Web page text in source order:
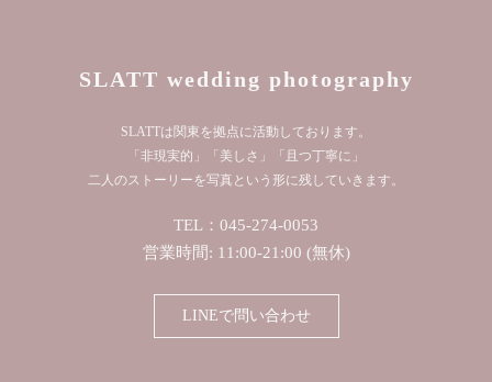
SLATT wedding photography
SLATTは関東を拠点に活動しております。
「非現実的」「美しさ」「且つ丁寧に」
二人のストーリーを写真という形に残していきます。
TEL：045-274-0053
営業時間: 11:00-21:00 (無休)
LINEで問い合わせ